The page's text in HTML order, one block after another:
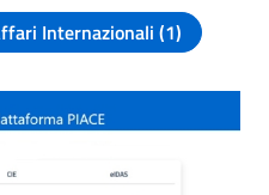
Internazionali (1)